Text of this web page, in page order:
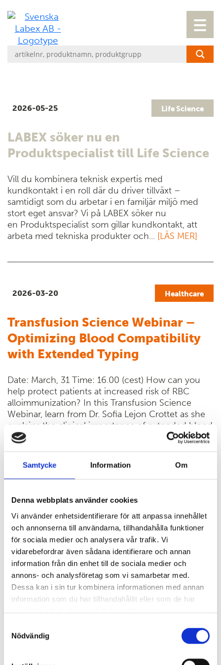
Samtycke Information Om
Denna webbplats använder cookies
Vi använder enhetsidentifierare för att anpassa innehållet
och annonserna till användarna, tillhandahålla funktioner
för sociala medier och analysera vår trafik. Vi
vidarebefordrar även sådana identifierare och annan
information från din enhet till de sociala medier och
annons- och analysföretag som vi samarbetar med.
Dessa kan i sin tur kombinera informationen med annan
information som du har tillhandahållit eller som de har
samlat in när du har använt deras tjänster.
Nödvändig
2026-05-25 Life Science
LABEX söker nu en
Produktspecialist till Life Science
Vill du kombinera teknisk expertis med
kundkontakt i en roll där du driver tillväxt –
samtidigt som du arbetar i en familjär miljö med
stort eget ansvar? Vi på LABEX söker nu
en Produktspecialist som gillar kundkontakt, att
arbeta med tekniska produkter och... [LÄS MER]
2026-03-20 Healthcare
Transfusion Science Webinar –
Optimizing Blood Compatibility
with Extended Typing
Date: March, 31 Time: 16.00 (cest) How can you
help protect patients at increased risk of RBC
alloimmunization? In this Transfusion Science
Webinar, learn from Dr. Sofia Lejon Crottet as she
explains the clinical importance of extended blood
typing to...
Webinarie VCM 5 mars
Vad är VCM-VET™ och hur används den inom
veterinärmedicin? VCM-VET™ är en variant av
tromboelastografi för att mäta hemostasen i ett
blodprov. VCM-VET™ mäter förändringarna i de
viskoelastiska egenskaperna i provet från det att ett